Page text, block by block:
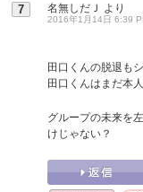
7 名無しだＪ より
2016年1月14日 6:39
田口くんの脱退も
田口くんはまだ本
グループの未来を
けじゃない？